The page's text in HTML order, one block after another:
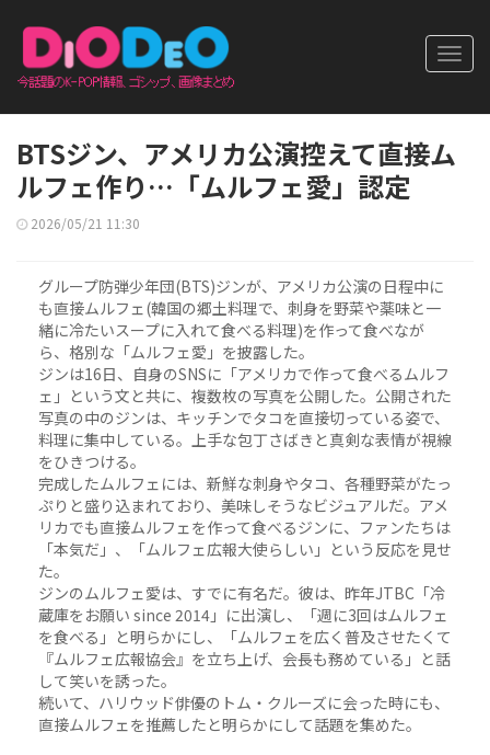
BTSジン、アメリカ公演控えて直接ム
ルフェ作り…「ムルフェ愛」認定
2026/05/21 11:30
グループ防弾少年団(BTS)ジンが、アメリカ公演の日程中に
も直接ムルフェ(韓国の郷土料理で、刺身を野菜や薬味と一
緒に冷たいスープに入れて食べる料理)を作って食べなが
ら、格別な「ムルフェ愛」を披露した。
ジンは16日、自身のSNSに「アメリカで作って食べるムルフ
ェ」という文と共に、複数枚の写真を公開した。公開された
写真の中のジンは、キッチンでタコを直接切っている姿で、
料理に集中している。上手な包丁さばきと真剣な表情が視線
をひきつける。
完成したムルフェには、新鮮な刺身やタコ、各種野菜がたっ
ぷりと盛り込まれており、美味しそうなビジュアルだ。アメ
リカでも直接ムルフェを作って食べるジンに、ファンたちは
「本気だ」、「ムルフェ広報大使らしい」という反応を見せ
た。
ジンのムルフェ愛は、すでに有名だ。彼は、昨年JTBC「冷
蔵庫をお願い since 2014」に出演し、「週に3回はムルフェ
を食べる」と明らかにし、「ムルフェを広く普及させたくて
『ムルフェ広報協会』を立ち上げ、会長も務めている」と話
して笑いを誘った。
続いて、ハリウッド俳優のトム・クルーズに会った時にも、
直接ムルフェを推薦したと明らかにして話題を集めた。